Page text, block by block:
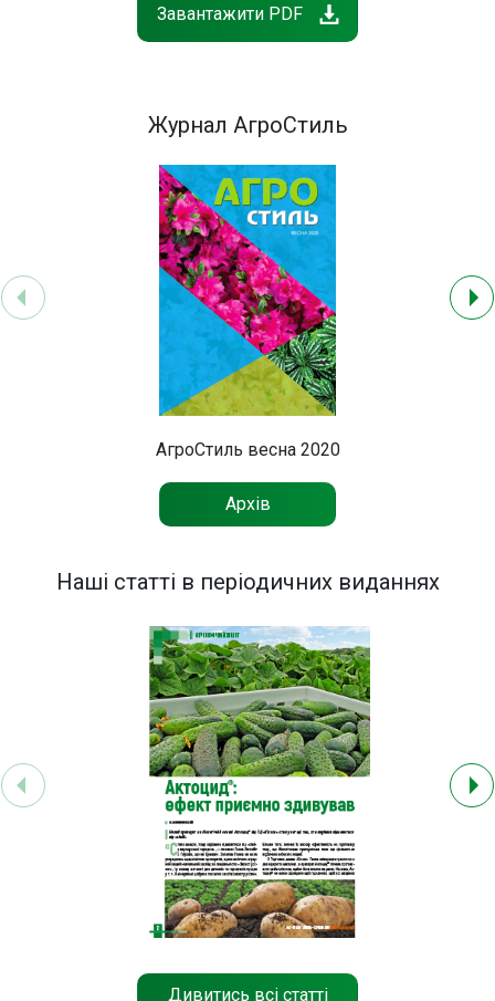
Завантажити PDF
Журнал АгроСтиль
АгроСтиль весна 2020
Архів
Наші статті в періодичних виданнях
Дивитись всі статті